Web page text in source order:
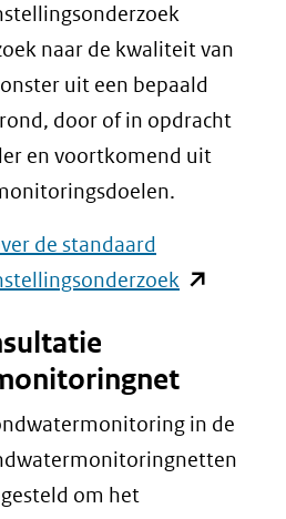
naar de kwaliteit van
uit een bepaald
door of in opdracht
en voortkomend uit
de standaard
(opent
venster)
(verwijst
naar
in de
om het